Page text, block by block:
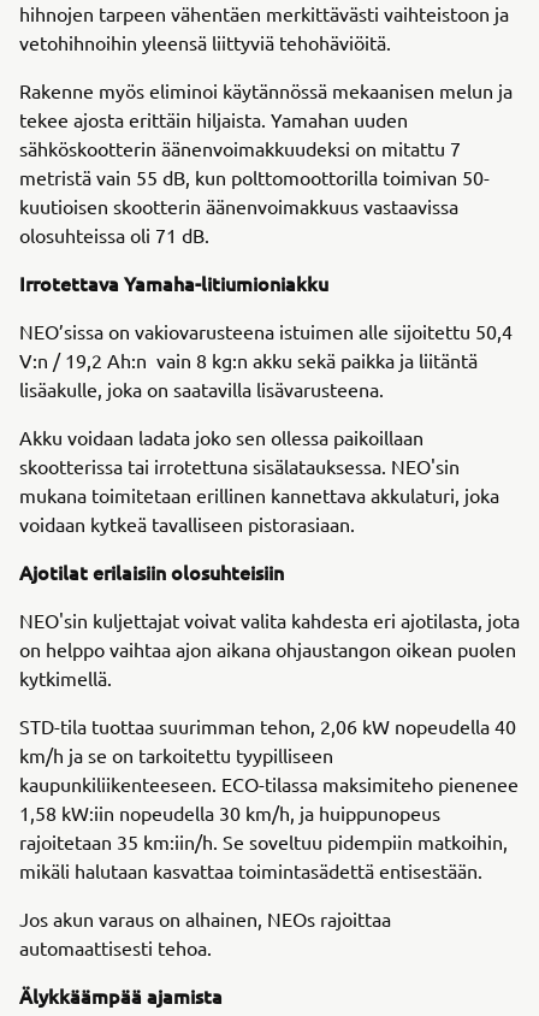
hihnojen tarpeen vähentäen merkittävästi vaihteistoon ja
vetohihnoihin yleensä liittyviä tehohäviöitä.
Rakenne myös eliminoi käytännössä mekaanisen melun ja
tekee ajosta erittäin hiljaista. Yamahan uuden
sähköskootterin äänenvoimakkuudeksi on mitattu 7
metristä vain 55 dB, kun polttomoottorilla toimivan 50-
kuutioisen skootterin äänenvoimakkuus vastaavissa
olosuhteissa oli 71 dB.
Irrotettava Yamaha-litiumioniakku
NEO’sissa on vakiovarusteena istuimen alle sijoitettu 50,4
V:n / 19,2 Ah:n vain 8 kg:n akku sekä paikka ja liitäntä
lisäakulle, joka on saatavilla lisävarusteena.
Akku voidaan ladata joko sen ollessa paikoillaan
skootterissa tai irrotettuna sisälatauksessa. NEO'sin
mukana toimitetaan erillinen kannettava akkulaturi, joka
voidaan kytkeä tavalliseen pistorasiaan.
Ajotilat erilaisiin olosuhteisiin
NEO'sin kuljettajat voivat valita kahdesta eri ajotilasta, jota
on helppo vaihtaa ajon aikana ohjaustangon oikean puolen
kytkimellä.
STD-tila tuottaa suurimman tehon, 2,06 kW nopeudella 40
km/h ja se on tarkoitettu tyypilliseen
kaupunkiliikenteeseen. ECO-tilassa maksimiteho pienenee
1,58 kW:iin nopeudella 30 km/h, ja huippunopeus
rajoitetaan 35 km:iin/h. Se soveltuu pidempiin matkoihin,
mikäli halutaan kasvattaa toimintasädettä entisestään.
Jos akun varaus on alhainen, NEOs rajoittaa
automaattisesti tehoa.
Älykkäämpää ajamista